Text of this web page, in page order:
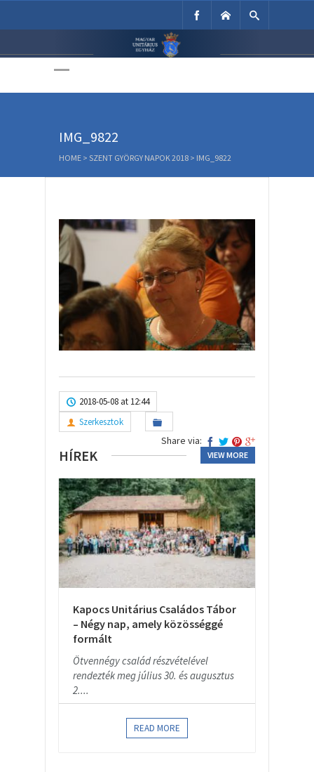
Unitárius Egyház
IMG_9822
HOME > SZENT GYÖRGY NAPOK 2018 > IMG_9822
2018-05-08 at 12:44
Szerkesztok
Share via:
HÍREK VIEW MORE
Kapocs Unitárius Családos Tábor
– Négy nap, amely közösséggé
formált
Ötvennégy család részvételével
rendezték meg július 30. és augusztus
2....
READ MORE